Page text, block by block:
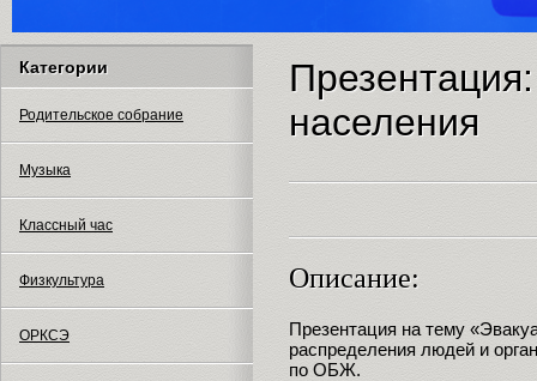
Категории
Родительское собрание
Музыка
Классный час
Физкультура
ОРКСЭ
населения
Описание:
Презентация на тему
распределения людей и
по ОБЖ.